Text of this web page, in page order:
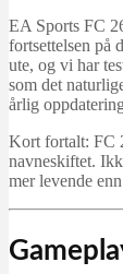
EA Sports FC
fortsettelsen på
ute, og vi har
som det
årlig
Kort fortalt: FC
navneskiftet.
mer levende